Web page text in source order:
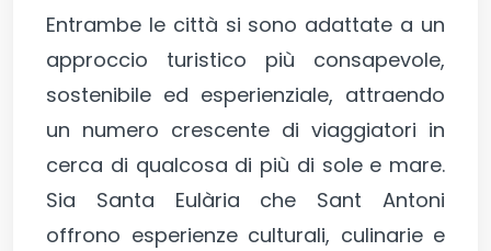
Entrambe le città si sono adattate a un
approccio turistico più consapevole,
sostenibile ed esperienziale, attraendo
un numero crescente di viaggiatori in
cerca di qualcosa di più di sole e mare.
Sia Santa Eulària che Sant Antoni
offrono esperienze culturali, culinarie e